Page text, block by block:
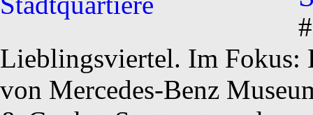
Lieblingsviertel. Im Fokus:
von Mercedes-Benz